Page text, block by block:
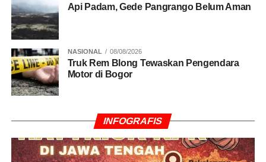
Api Padam, Gede Pangrango Belum Aman
NASIONAL 08/08/2026
Truk Rem Blong Tewaskan Pengendara
Motor di Bogor
INFOGRAFIS